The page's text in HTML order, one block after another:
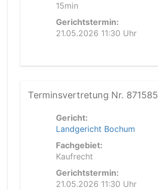
15min
Gerichtstermin:
21.05.2026 11:30 Uhr
Terminsvertretung Nr. 871585
Gericht:
Landgericht Bochum
Fachgebiet:
Kaufrecht
Gerichtstermin:
21.05.2026 11:30 Uhr